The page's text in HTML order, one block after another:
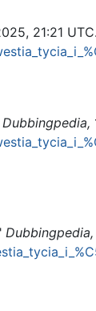
21:21
Dubbingpedia,
Dubbingpedia,